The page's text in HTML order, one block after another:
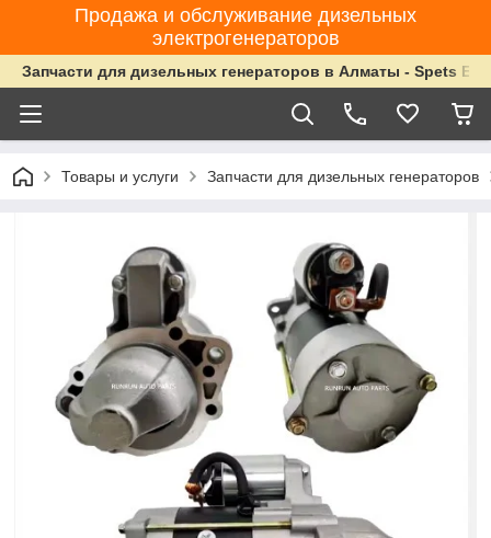
Продажа и обслуживание дизельных
электрогенераторов
Запчасти для дизельных генераторов в Алматы - Spets
Товары и услуги Запчасти для дизельных генераторов